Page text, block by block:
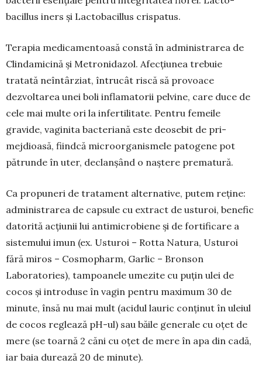
bacillus iners și Lactobacillus crispatus.
Terapia medicamentoasă constă în adminis­trarea de
Clindamicină și Metronidazol. Afecțiu­nea trebuie
tratată neîntârziat, întrucât riscă să pro­voace
dezvoltarea unei boli inflamatorii pelvine, care duce de
cele mai multe ori la infertilitate. Pentru femeile
gravide, vaginita bacteriană este deosebit de pri­
mejdioasă, fiindcă microorga­nismele patogene pot
pătrunde în uter, declanșând o naștere prema­tură.
Ca propuneri de tratament alternative, putem reține:
administrarea de capsule cu extract de ustu­roi, benefic
datorită acțiunii lui antimicrobiene și de fortificare a
sistemului imun (ex. Usturoi – Rotta Natura, Usturoi
fără miros – Cosmopharm, Garlic – Bronson
Laboratories), tampoanele ume­zite cu puțin ulei de
cocos și introduse în vagin pentru ma­ximum 30 de
minute, însă nu mai mult (acidul lauric conținut în uleiul
de cocos reglează pH-ul) sau băile generale cu oțet de
mere (se toarnă 2 căni cu oțet de mere în apa din cadă,
iar baia durează 20 de minute).